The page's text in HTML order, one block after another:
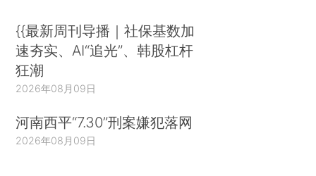
{{最新周刊导播｜社保基数加
速夯实、AI“追光”、韩股杠杆
狂潮
2026年08月09日
河南西平“7.30”刑案嫌犯落网
2026年08月09日